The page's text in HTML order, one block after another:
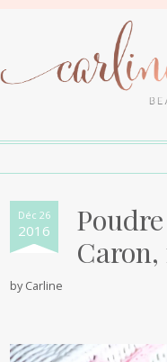
Déc 26
2016
byCarline